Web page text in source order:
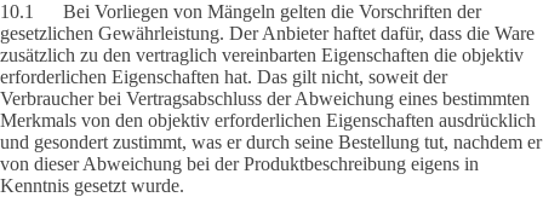
10.1 Bei Vorliegen von Mängeln gelten die Vorschriften der
gesetzlichen Gewährleistung. Der Anbieter haftet dafür, dass die Ware
zusätzlich zu den vertraglich vereinbarten Eigenschaften die objektiv
erforderlichen Eigenschaften hat. Das gilt nicht, soweit der
Verbraucher bei Vertragsabschluss der Abweichung eines bestimmten
Merkmals von den objektiv erforderlichen Eigenschaften ausdrücklich
und gesondert zustimmt, was er durch seine Bestellung tut, nachdem er
von dieser Abweichung bei der Produktbeschreibung eigens in
Kenntnis gesetzt wurde.